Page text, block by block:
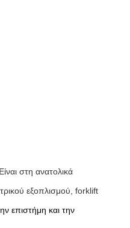
στη ανατολικά
εξοπλισμού, forklift
επιστήμη και την